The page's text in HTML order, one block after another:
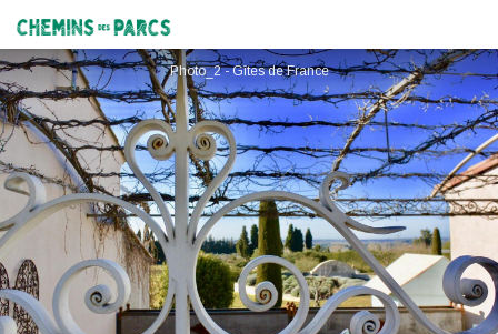
Chemins des Parcs
Photo_2 - Gîtes de France